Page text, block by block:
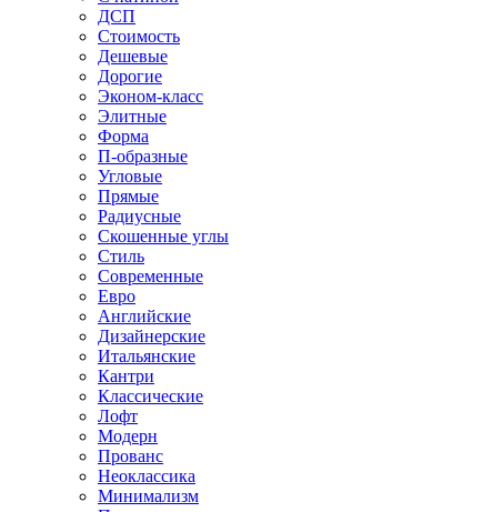
ДСП
Стоимость
Дешевые
Дорогие
Эконом-класс
Элитные
Форма
П-образные
Угловые
Прямые
Радиусные
Скошенные углы
Стиль
Современные
Евро
Английские
Дизайнерские
Итальянские
Кантри
Классические
Лофт
Модерн
Прованс
Неоклассика
Минимализм